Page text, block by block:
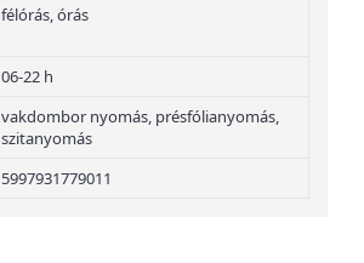
félórás, órás
06-22 h
vakdombor nyomás, présfólianyomás,
szitanyomás
5997931779011